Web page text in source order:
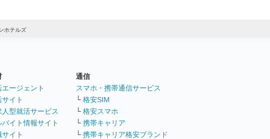
ホテルズ
エージェント
イト
人型就活サービス
バイト情報サイト
イト
通信
スマホ・携帯通信サービス
└ 格安SIM
└ 格安スマホ
└ 携帯キャリア
└ 携帯キャリア格安ブランド